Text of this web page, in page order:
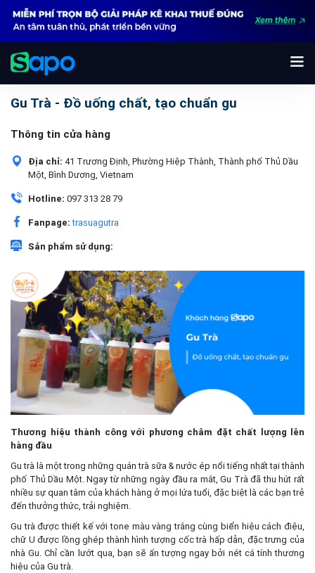
Gu Trà - Đồ uống chất, tạo chuẩn gu
Thông tin cửa hàng
Địa chỉ: 41 Trương Định, Phường Hiệp Thành, Thành phố Thủ Dầu
Một, Bình Dương, Vietnam
Hotline: 097 313 28 79
Fanpage: trasuagutra
Sản phẩm sử dụng:
Thương hiệu thành công với phương châm đặt chất lượng lên
hàng đầu
Gu trà là một trong những quán trà sữa & nước ép nổi tiếng nhất tại thành
phố Thủ Dầu Một. Ngay từ những ngày đầu ra mắt, Gu Trà đã thu hút rất
nhiều sự quan tâm của khách hàng ở mọi lứa tuổi, đặc biệt là các bạn trẻ
đến thưởng thức, trải nghiệm.
Gu trà được thiết kế với tone màu vàng trắng cùng biển hiệu cách điệu,
chữ U được lồng ghép thành hình tượng cốc trà hấp dẫn, đặc trưng của
nhà Gu. Chỉ cần lướt qua, bạn sẽ ấn tượng ngay bởi nét cá tính thương
hiệu của Gu trà.